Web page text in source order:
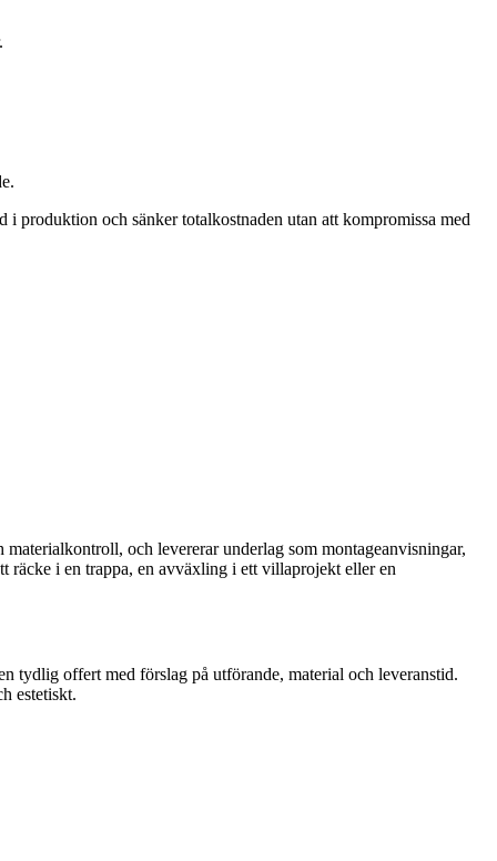
produktion och sänker totalkostnaden utan att kompromissa med
och levererar underlag som montageanvisningar,
räcke i en trappa, en avväxling i ett villaprojekt eller en
tydlig offert med förslag på utförande, material och leveranstid.
estetiskt.